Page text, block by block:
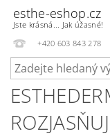
esthe-eshop.cz
Jste krásná... Jak úžasné!
+420 603 843 278